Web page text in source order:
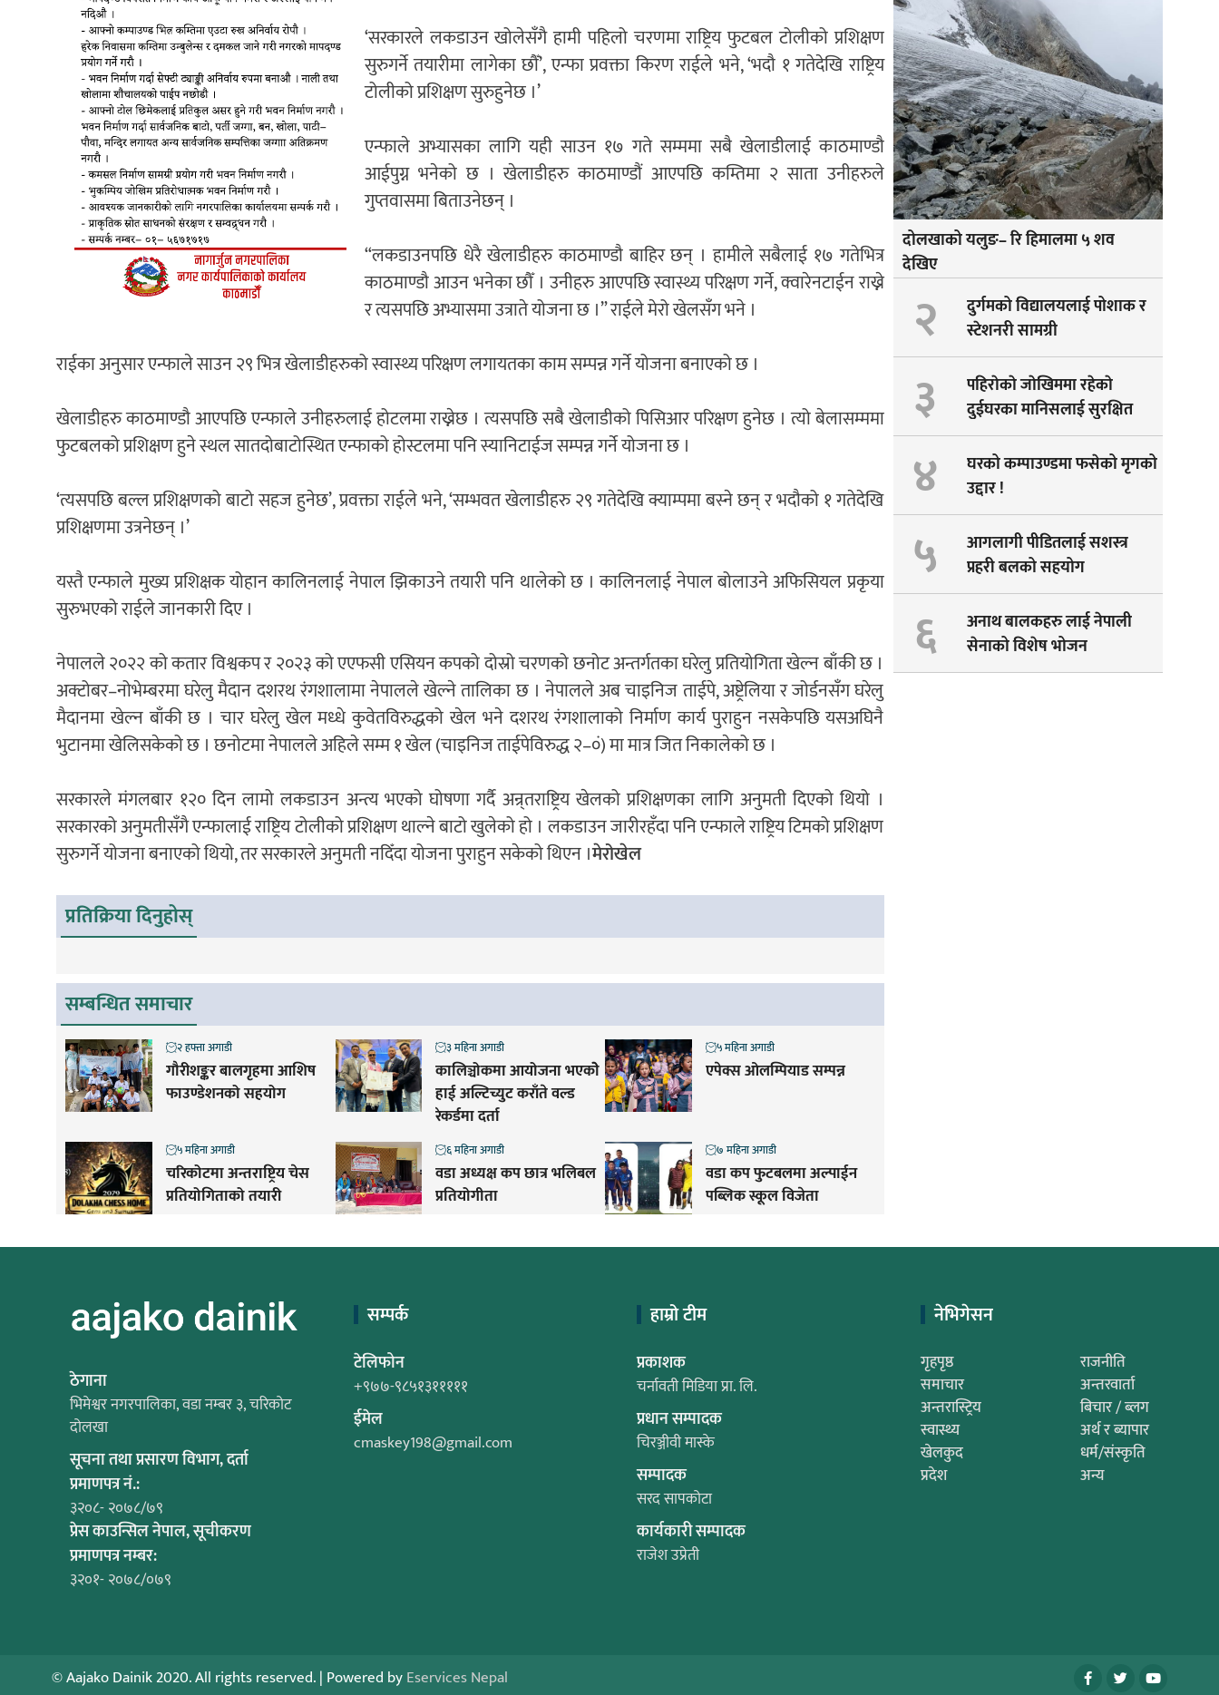
‘सरकारले लकडाउन खोलेसँगै हामी पहिलो चरणमा राष्ट्रिय फुटबल टोलीको प्रशिक्षण
सुरुगर्ने तयारीमा लागेका छौँ’, एन्फा प्रवक्ता किरण राईले भने, ‘भदौ १ गतेदेखि राष्ट्रिय
टोलीको प्रशिक्षण सुरुहुनेछ ।’
एन्फाले अभ्यासका लागि यही साउन १७ गते सम्ममा सबै खेलाडीलाई काठमाण्डौ
आईपुग्न भनेको छ । खेलाडीहरु काठमाण्डौं आएपछि कम्तिमा २ साता उनीहरुले
गुप्तवासमा बिताउनेछन् ।
“लकडाउनपछि धेरै खेलाडीहरु काठमाण्डौ बाहिर छन् । हामीले सबैलाई १७ गतेभित्र
काठमाण्डौ आउन भनेका छौँ । उनीहरु आएपछि स्वास्थ्य परिक्षण गर्ने, क्वारेनटाईन राख्ने
र त्यसपछि अभ्यासमा उत्राते योजना छ ।” राईले मेरो खेलसँग भने ।
राईका अनुसार एन्फाले साउन २९ भित्र खेलाडीहरुको स्वास्थ्य परिक्षण लगायतका काम सम्पन्न गर्ने योजना बनाएको छ ।
खेलाडीहरु काठमाण्डौ आएपछि एन्फाले उनीहरुलाई होटलमा राख्नेछ । त्यसपछि सबै खेलाडीको पिसिआर परिक्षण हुनेछ । त्यो बेलासम्ममा
फुटबलको प्रशिक्षण हुने स्थल सातदोबाटोस्थित एन्फाको होस्टलमा पनि स्यानिटाईज सम्पन्न गर्ने योजना छ ।
‘त्यसपछि बल्ल प्रशिक्षणको बाटो सहज हुनेछ’, प्रवक्ता राईले भने, ‘सम्भवत खेलाडीहरु २९ गतेदेखि क्याम्पमा बस्ने छन् र भदौको १ गतेदेखि
प्रशिक्षणमा उत्रनेछन् ।’
यस्तै एन्फाले मुख्य प्रशिक्षक योहान कालिनलाई नेपाल झिकाउने तयारी पनि थालेको छ । कालिनलाई नेपाल बोलाउने अफिसियल प्रकृया
सुरुभएको राईले जानकारी दिए ।
नेपालले २०२२ को कतार विश्वकप र २०२३ को एएफसी एसियन कपको दोस्रो चरणको छनोट अन्तर्गतका घरेलु प्रतियोगिता खेल्न बाँकी छ ।
अक्टोबर–नोभेम्बरमा घरेलु मैदान दशरथ रंगशालामा नेपालले खेल्ने तालिका छ । नेपालले अब चाइनिज ताईपे, अष्ट्रेलिया र जोर्डनसँग घरेलु
मैदानमा खेल्न बाँकी छ । चार घरेलु खेल मध्धे कुवेतविरुद्धको खेल भने दशरथ रंगशालाको निर्माण कार्य पुराहुन नसकेपछि यसअघिनै
भुटानमा खेलिसकेको छ । छनोटमा नेपालले अहिले सम्म १ खेल (चाइनिज ताईपेविरुद्ध २–०ं) मा मात्र जित निकालेको छ ।
सरकारले मंगलबार १२० दिन लामो लकडाउन अन्त्य भएको घोषणा गर्दै अन्र्तराष्ट्रिय खेलको प्रशिक्षणका लागि अनुमती दिएको थियो ।
सरकारको अनुमतीसँगै एन्फालाई राष्ट्रिय टोलीको प्रशिक्षण थाल्ने बाटो खुलेको हो । लकडाउन जारीरहँदा पनि एन्फाले राष्ट्रिय टिमको प्रशिक्षण
सुरुगर्ने योजना बनाएको थियो, तर सरकारले अनुमती नदिँदा योजना पुराहुन सकेको थिएन ।मेरोखेल
प्रतिक्रिया दिनुहोस्
सम्बन्धित समाचार
गौरीशङ्कर बालगृहमा आशिष
फाउण्डेशनको सहयोग
२ हफ्ता अगाडी
कालिञ्चोकमा आयोजना भएकोे
हाई अल्टिच्युट कराँते वल्ड
रेकर्डमा दर्ता
३ महिना अगाडी
एपेक्स ओलम्पियाड सम्पन्न
५ महिना अगाडी
चरिकोटमा अन्तराष्ट्रिय चेस
प्रतियोगिताको तयारी
५ महिना अगाडी
वडा अध्यक्ष कप छात्र भलिबल
प्रतियोगीता
६ महिना अगाडी
वडा कप फुटबलमा अल्पाईन
पब्लिक स्कूल विजेता
७ महिना अगाडी
दोलखाको यलुङ– रि हिमालमा ५ शव
देखिए
२
दुर्गमको विद्यालयलाई पोशाक र
स्टेशनरी सामग्री
३
पहिराेकाे जाेखिममा रहेकाे
दुईघरका मानिसलाई सुरक्षित
सारीयाे
४
घरको कम्पाउण्डमा फसेको मृगको
उद्दार !
५
आगलागी पीडितलाई सशस्त्र
प्रहरी बलको सहयोग
६
अनाथ बालकहरु लाई नेपाली
सेनाको विशेष भोजन
ठेगाना
भिमेश्वर नगरपालिका, वडा नम्बर ३, चरिकोट
दोलखा
सूचना तथा प्रसारण विभाग, दर्ता
प्रमाणपत्र नं.:
३२०८- २०७८/७९
प्रेस काउन्सिल नेपाल, सूचीकरण
प्रमाणपत्र नम्बर:
३२०१- २०७८/०७९
सम्पर्क
टेलिफोन
+९७७-९८५१३१११११
ईमेल
cmaskey198@gmail.com
हाम्रो टीम
प्रकाशक
चर्नावती मिडिया प्रा. लि.
प्रधान सम्पादक
चिरञ्जीवी मास्के
सम्पादक
सरद सापकोटा
कार्यकारी सम्पादक
राजेश उप्रेती
नेभिगेसन
गृहपृष्ठ
राजनीति
समाचार
अन्तरवार्ता
अन्तरास्ट्रिय
बिचार / ब्लग
स्वास्थ्य
अर्थ र ब्यापार
खेलकुद
धर्म/संस्कृति
प्रदेश
अन्य
© Aajako Dainik 2020. All rights reserved.| Powered byEservices Nepal